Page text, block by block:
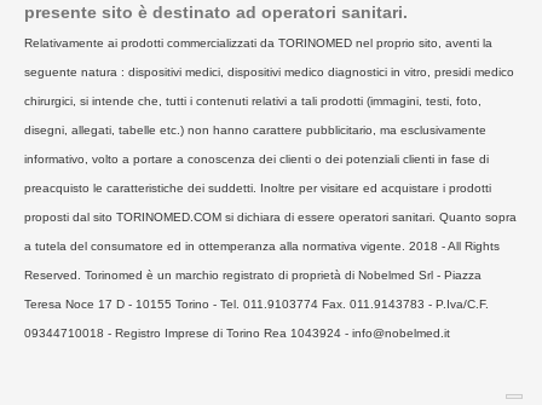
presente sito è destinato ad operatori sanitari.
Relativamente ai prodotti commercializzati da TORINOMED nel proprio sito, aventi la
seguente natura : dispositivi medici, dispositivi medico diagnostici in vitro, presidi medico
chirurgici, si intende che, tutti i contenuti relativi a tali prodotti (immagini, testi, foto,
disegni, allegati, tabelle etc.) non hanno carattere pubblicitario, ma esclusivamente
informativo, volto a portare a conoscenza dei clienti o dei potenziali clienti in fase di
preacquisto le caratteristiche dei suddetti. Inoltre per visitare ed acquistare i prodotti
proposti dal sito TORINOMED.COM si dichiara di essere operatori sanitari. Quanto sopra
a tutela del consumatore ed in ottemperanza alla normativa vigente. 2018 - All Rights
Reserved. Torinomed è un marchio registrato di proprietà di Nobelmed Srl - Piazza
Teresa Noce 17 D - 10155 Torino - Tel. 011.9103774 Fax. 011.9143783 - P.Iva/C.F.
09344710018 - Registro Imprese di Torino Rea 1043924 - info@nobelmed.it